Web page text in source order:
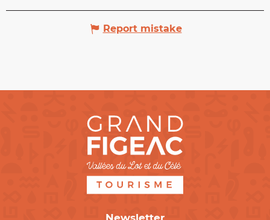
Report mistake
Newsletter